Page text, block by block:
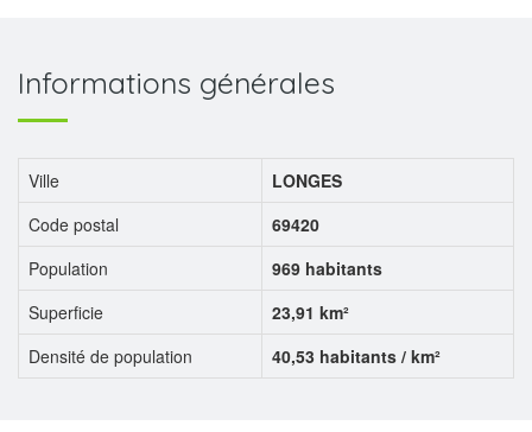
Informations générales
Ville
LONGES
Code postal
69420
Population
969 habitants
Superficie
23,91 km²
Densité de population
40,53 habitants / km²